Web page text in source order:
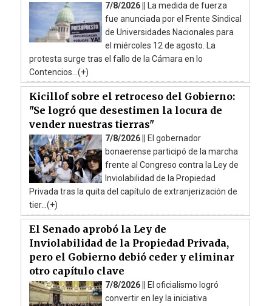
7/8/2026 ||
La medida de fuerza
fue anunciada por el Frente Sindical
de Universidades Nacionales para
el miércoles 12 de agosto. La
protesta surge tras el fallo de la Cámara en lo
Contencios...(+)
Kicillof sobre el retroceso del Gobierno:
"Se logró que desestimen la locura de
vender nuestras tierras"
7/8/2026 ||
El gobernador
bonaerense participó de la marcha
frente al Congreso contra la Ley de
Inviolabilidad de la Propiedad
Privada tras la quita del capítulo de extranjerización de
tier...(+)
El Senado aprobó la Ley de
Inviolabilidad de la Propiedad Privada,
pero el Gobierno debió ceder y eliminar
otro capítulo clave
7/8/2026 ||
El oficialismo logró
convertir en ley la iniciativa